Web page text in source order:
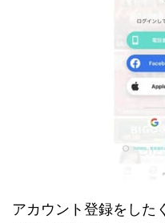
アカウント登録をした